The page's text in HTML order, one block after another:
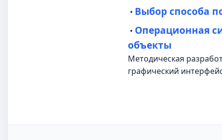
• Выбор способа
• Операционная
объекты
Методическая
графический